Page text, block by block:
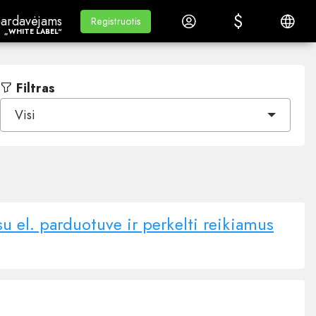
Label“
„WHITE LABEL“
Mokymasis
Mokymasis
Registruotis
Registruotis Prisijungti $
$ Lietuvių
Filtras
Visi
el. parduotuve ir perkelti reikiamus